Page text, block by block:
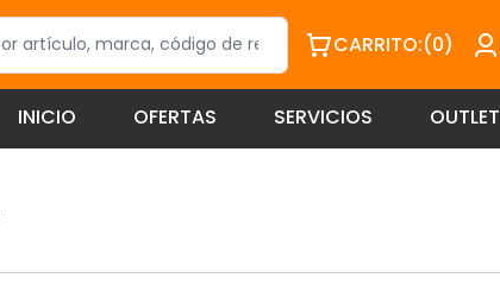
CARRITO:(0)
INICIO OFERTAS SERVICIOS OUTLET